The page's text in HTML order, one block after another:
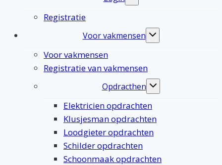
Registratie
Voor vakmensen
Toggle
Voor vakmensen
Registratie van vakmensen
Opdracthen
Toggle
Elektricien opdrachten
Klusjesman opdrachten
Loodgieter opdrachten
Schilder opdrachten
Schoonmaak opdrachten